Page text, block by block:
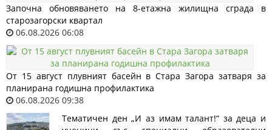
Започна обновяването на 8-етажна жилищна сграда в
старозагорски квартал
06.08.2026 06:08
От 15 август плувният басейн в Стара Загора затваря за
планирана годишна профилактика
06.08.2026 09:38
Тематичен ден „И аз имам талант!“ за деца и